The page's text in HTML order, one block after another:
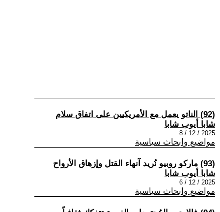
(92) الناتو يعمل مع الأمريكيين على اتفاق سلام
شابا أيوب شابا
2025 / 12 / 8
مواضيع وابحاث سياسية
(93) ماركو روبيو نُريد آنهاء القتل وإزهاق الأرواح
شابا أيوب شابا
2025 / 12 / 6
مواضيع وابحاث سياسية